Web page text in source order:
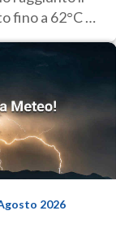
fino a 62°C e
di Napoli.
2026